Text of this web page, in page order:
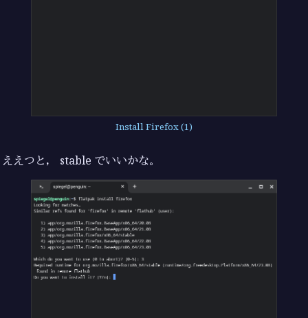
Install Firefox (1)
ええつと， stable でいいかな。